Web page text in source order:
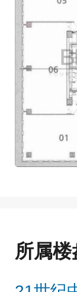
所属楼